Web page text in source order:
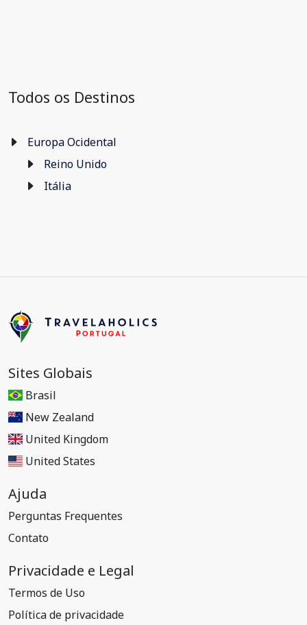
Todos os Destinos
Europa Ocidental
Reino Unido
Itália
Sites Globais
Brasil
New Zealand
United Kingdom
United States
Ajuda
Perguntas Frequentes
Contato
Privacidade e Legal
Termos de Uso
Política de privacidade